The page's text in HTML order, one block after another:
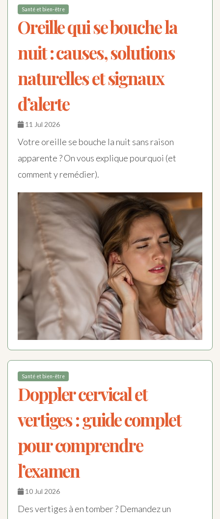
Santé et bien-être
Oreille qui se bouche la
nuit : causes, solutions
naturelles et signaux
d’alerte
11 Jul 2026
Votre oreille se bouche la nuit sans raison
apparente ? On vous explique pourquoi (et
comment y remédier).
Santé et bien-être
Doppler cervical et
vertiges : guide complet
pour comprendre
l’examen
10 Jul 2026
Des vertiges à en tomber ? Demandez un